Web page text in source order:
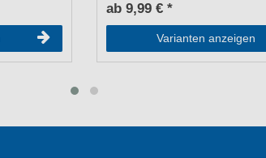
ab 9,99 € *
Varianten anzeigen